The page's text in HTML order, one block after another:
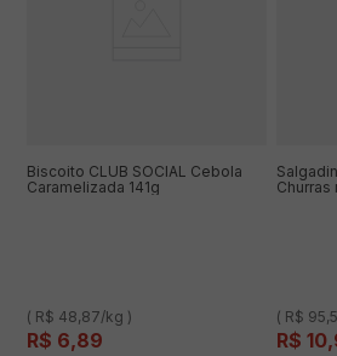
Biscoito CLUB SOCIAL Cebola
Caramelizada 141g
( R$ 48,87/kg )
R$ 6,89
Churras
( R$
R$ 10,